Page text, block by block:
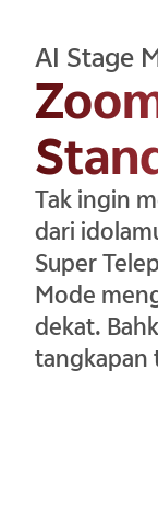
AI Stage
Tak ingin
dari
Super
Mode
dekat.
tangkapan